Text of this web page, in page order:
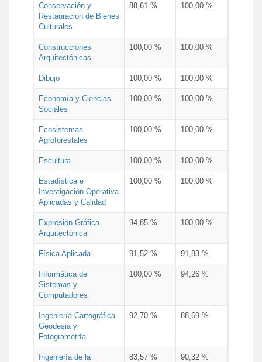
Conservación y
Restauración de Bienes
Culturales
88,61 % 100,00 %
Construcciones
Arquitectónicas
100,00 % 100,00 %
Dibujo 100,00 % 100,00 %
Economía y Ciencias
Sociales
100,00 % 100,00 %
Ecosistemas
Agroforestales
100,00 % 100,00 %
Escultura 100,00 % 100,00 %
Estadística e
Investigación Operativa
Aplicadas y Calidad
100,00 % 100,00 %
Expresión Gráfica
Arquitectónica
94,85 % 100,00 %
Física Aplicada 91,52 % 91,83 %
Informática de
Sistemas y
Computadores
100,00 % 94,26 %
Ingeniería Cartográfica
Geodesia y
Fotogrametría
92,70 % 88,69 %
Ingeniería de la
83,57 % 90,32 %